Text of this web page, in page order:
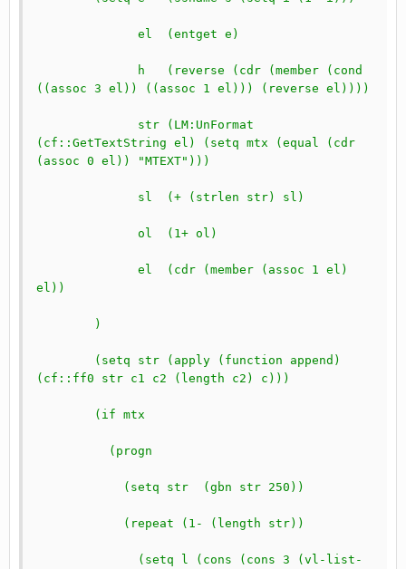
	      el  (entget e)
((assoc 3 el)) ((assoc 1 el))) (reverse el))))
(cf::GetTextString el) (setq mtx (equal (cdr
(assoc 0 el)) "MTEXT")))
	      sl  (+ (strlen str) sl)
	      ol  (1+ ol)
el))
	)
(cf::ff0 str c1 c2 (length c2) c)))
	(if mtx
	  (progn
	    (setq str  (gbn str 250))
	    (repeat (1- (length str))